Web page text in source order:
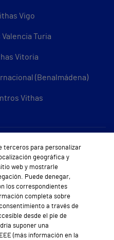
Vigo
Turia
Vitoria
(Benalmádena)
Vithas
somos
Vithas
Médica
al Cliente
terceros para personalizar
geográfica y
web y mostrarle
Puede denegar,
los correspondientes
completa sobre
a través de
desde el pie de
suponer una
(más información en la